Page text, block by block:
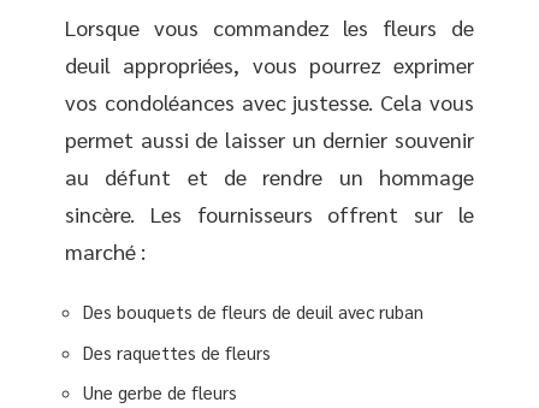
Lorsque vous commandez les fleurs de
deuil appropriées, vous pourrez exprimer
vos condoléances avec justesse. Cela vous
permet aussi de laisser un dernier souvenir
au défunt et de rendre un hommage
sincère. Les fournisseurs offrent sur le
marché :
Des bouquets de fleurs de deuil avec ruban
Des raquettes de fleurs
Une gerbe de fleurs